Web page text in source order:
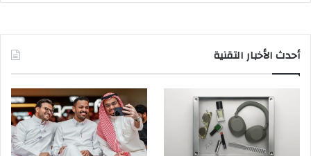
أحدث الأخبار التقنية